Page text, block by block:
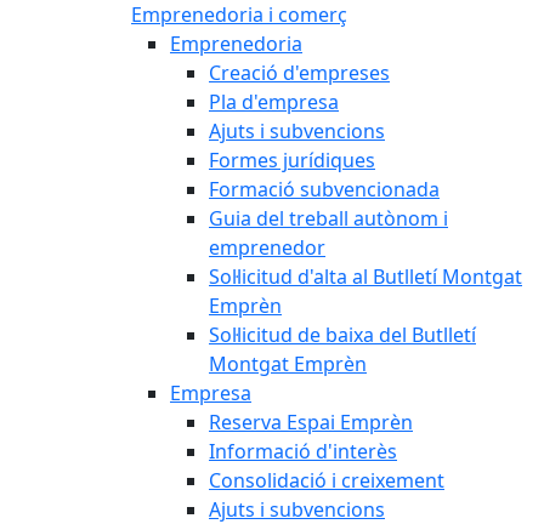
Emprenedoria i comerç
Emprenedoria
Creació d'empreses
Pla d'empresa
Ajuts i subvencions
Formes jurídiques
Formació subvencionada
Guia del treball autònom i
emprenedor
Sol·licitud d'alta al Butlletí Montgat
Emprèn
Sol·licitud de baixa del Butlletí
Montgat Emprèn
Empresa
Reserva Espai Emprèn
Informació d'interès
Consolidació i creixement
Ajuts i subvencions